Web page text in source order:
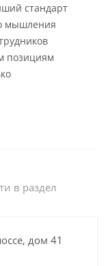
стандарт
мышления
позициям
в раздел
дом 41